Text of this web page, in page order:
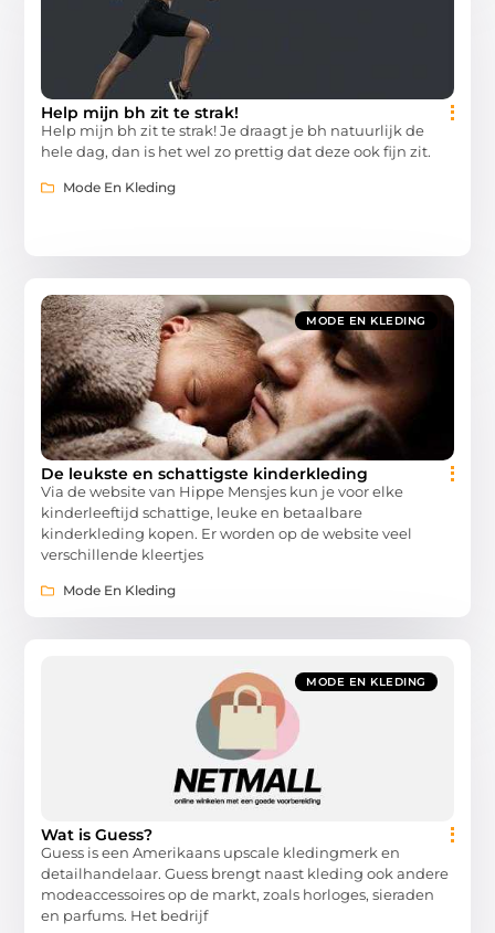
Help mijn bh zit te strak!
Help mijn bh zit te strak! Je draagt je bh natuurlijk de
hele dag, dan is het wel zo prettig dat deze ook fijn zit.
Mode En Kleding
MODE EN KLEDING
De leukste en schattigste kinderkleding
Via de website van Hippe Mensjes kun je voor elke
kinderleeftijd schattige, leuke en betaalbare
kinderkleding kopen. Er worden op de website veel
verschillende kleertjes
Mode En Kleding
MODE EN KLEDING
Wat is Guess?
Guess is een Amerikaans upscale kledingmerk en
detailhandelaar. Guess brengt naast kleding ook andere
modeaccessoires op de markt, zoals horloges, sieraden
en parfums. Het bedrijf